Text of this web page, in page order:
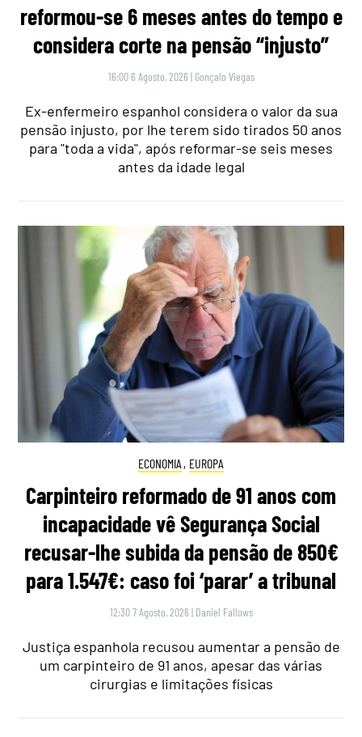
reformou-se 6 meses antes do tempo e
considera corte na pensão “injusto”
16:00 6 Agosto, 2026 | Gonçalo Viegas
Ex-enfermeiro espanhol considera o valor da sua
pensão injusto, por lhe terem sido tirados 50 anos
para "toda a vida", após reformar-se seis meses
antes da idade legal
ECONOMIA , EUROPA
Carpinteiro reformado de 91 anos com
incapacidade vê Segurança Social
recusar-lhe subida da pensão de 850€
para 1.547€: caso foi ‘parar’ a tribunal
12:30 7 Agosto, 2026 | Daniel Fallows
Justiça espanhola recusou aumentar a pensão de
um carpinteiro de 91 anos, apesar das várias
cirurgias e limitações físicas